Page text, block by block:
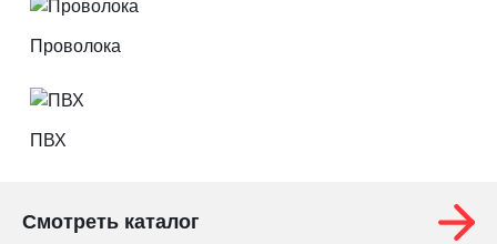
Проволока
ПВХ
Смотреть каталог